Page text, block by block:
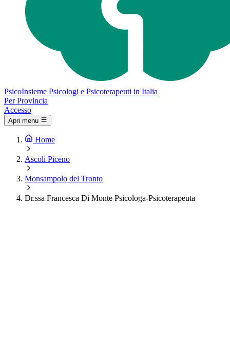
PsicoInsieme Psicologi e Psicoterapeuti in Italia
Per Provincia
Accesso
Apri menu
Home
Ascoli Piceno
Monsampolo del Tronto
Dr.ssa Francesca Di Monte Psicologa-Psicoterapeuta